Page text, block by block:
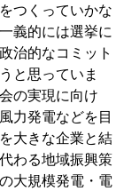
つくっていかな
義的には選挙に
治的なコミット
と思っていま
の実現に向け
力発電などを目
大きな企業と結
わる地域振興策
大規模発電・電